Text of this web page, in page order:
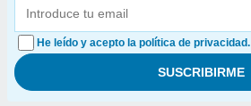
He leído y acepto la política de privacidad.